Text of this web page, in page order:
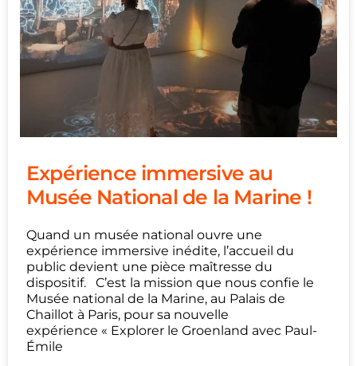
Expérience immersive au
Musée National de la Marine !
Quand un musée national ouvre une
expérience immersive inédite, l’accueil du
public devient une pièce maîtresse du
dispositif. C’est la mission que nous confie le
Musée national de la Marine, au Palais de
Chaillot à Paris, pour sa nouvelle
expérience « Explorer le Groenland avec Paul-
Émile